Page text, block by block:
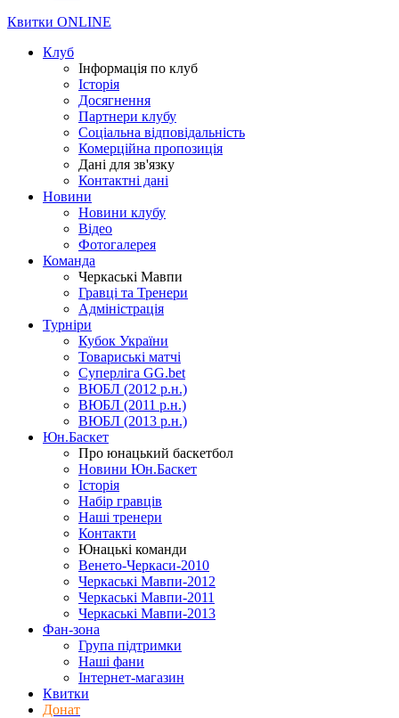
Квитки ONLINE
Клуб
Інформація по клуб
Історія
Досягнення
Партнери клубу
Соціальна відповідальність
Комерційна пропозиція
Дані для зв'язку
Контактні дані
Новини
Новини клубу
Відео
Фотогалерея
Команда
Черкаські Мавпи
Гравці та Тренери
Адміністрація
Турніри
Кубок України
Товариські матчі
Суперліга GG.bet
ВЮБЛ (2012 р.н.)
ВЮБЛ (2011 р.н.)
ВЮБЛ (2013 р.н.)
Юн.Баскет
Про юнацький баскетбол
Новини Юн.Баскет
Історія
Набір гравців
Наші тренери
Контакти
Юнацькі команди
Венето-Черкаси-2010
Черкаські Мавпи-2012
Черкаські Мавпи-2011
Черкаські Мавпи-2013
Фан-зона
Група підтримки
Наші фани
Інтернет-магазин
Квитки
Донат